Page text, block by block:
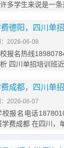
多学生来说是一
德阳，四川单
2026-06-08
报名热线
四川单招培训班
成都，四川单
2026-06-07
报名电话
费成都 在四川，